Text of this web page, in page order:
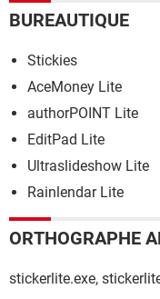
BUREAUTIQUE
Stickies
AceMoney Lite
authorPOINT Lite
EditPad Lite
Ultraslideshow Lite
Rainlendar Lite
ORTHOGRAPHE
stickerlite.exe,